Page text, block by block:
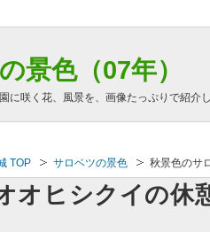
TOP サロベツの景色 秋景色のサ
オヒシクイの休
景色（07年）
に咲く花、風景を、画像たっぷりで紹介